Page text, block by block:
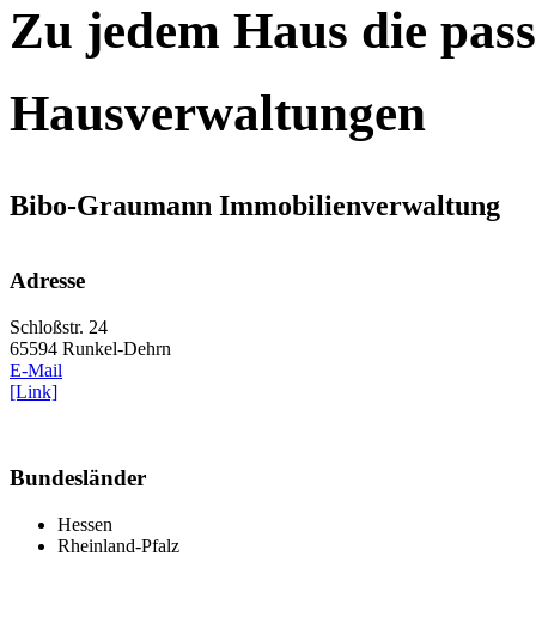
Zu jedem Haus die
Hausverwaltungen
Bibo-Graumann Immobilienverwaltung
Adresse
Schloßstr. 24
65594 Runkel-Dehrn
E-Mail
[Link]
Bundesländer
Hessen
Rheinland-Pfalz